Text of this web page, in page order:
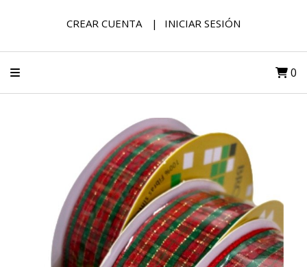
CREAR CUENTA INICIAR SESIÓN
0